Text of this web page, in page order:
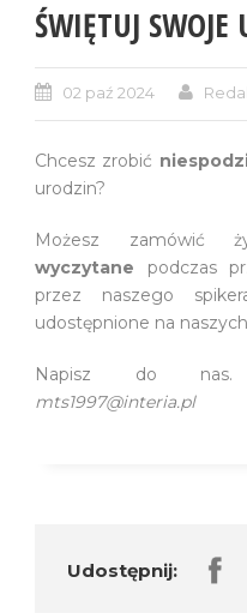
ŚWIĘTUJ
02 paź 2024
Chcesz zrobić
urodzin?
Możesz zamówić
wyczytane podczas
przez naszego
udostępnione na
Napisz do nas.
mts1997@interia.pl
Udostępnij: